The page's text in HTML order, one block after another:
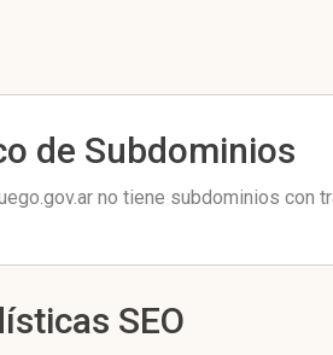
de Subdominios
no tiene subdominios con
SEO